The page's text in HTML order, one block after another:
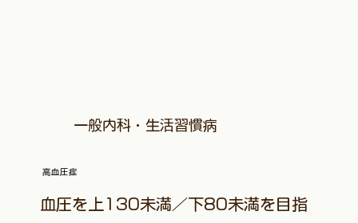
一般内科・生活習慣病
高血圧症
血圧を上130未満／下80未満を目指